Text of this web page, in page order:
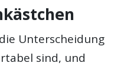
Unterscheidung
sind, und